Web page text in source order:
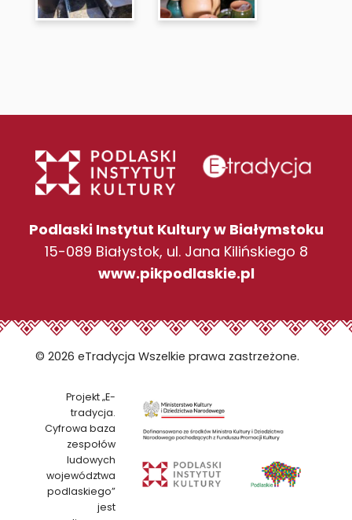
Podlaski Instytut Kultury w Białymstoku
15-089 Białystok, ul. Jana Kilińskiego 8
www.pikpodlaskie.pl
© 2026 eTradycja Wszelkie prawa zastrzeżone.
Projekt „E-
tradycja.
Cyfrowa baza
zespołów
ludowych
województwa
podlaskiego”
jest